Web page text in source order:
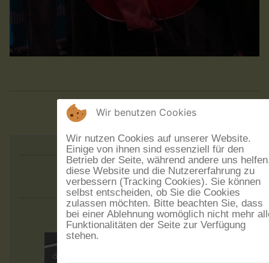
Augen:blick
Wir benutzen Cookies
Wir nutzen Cookies auf unserer Website.
Einige von ihnen sind essenziell für den
Betrieb der Seite, während andere uns
diese Website und die Nutzererfahrung zu
verbessern (Tracking Cookies). Sie können
selbst entscheiden, ob Sie die Cookies
zulassen möchten. Bitte beachten Sie, dass
bei einer Ablehnung womöglich nicht mehr
Funktionalitäten der Seite zur Verfügung
stehen.